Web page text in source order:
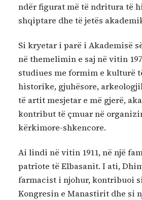
ndër figurat më të ndritura të
shqiptare dhe të jetës
Si kryetar i parë i Akademisë
në themelimin e saj në vitin
studiues me formim e kulturë
historike, gjuhësore,
të artit mesjetar e më gjerë,
kontribut të çmuar në
kërkimore­-shkencore.
Ai lindi në vitin 1911, në një
patriote të Elbasanit. I ati,
farmacist i njohur, kontribuoi
Kongresin e Manastirit dhe si